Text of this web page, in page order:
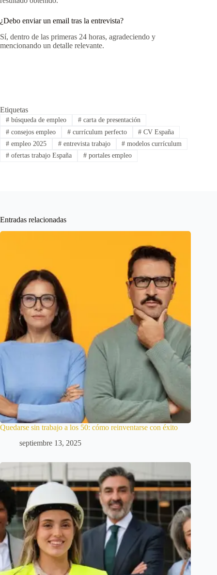
¿Debo enviar un email tras la entrevista?
Sí, dentro de las primeras 24 horas, agradeciendo y
mencionando un detalle relevante.
Etiquetas
#búsqueda de empleo #carta de presentación
#consejos empleo #currículum perfecto # CV España
#empleo 2025 #entrevista trabajo # modelos currículum
#ofertas trabajo España #portales empleo
Entradas relacionadas
Quedarse sin trabajo a los 50: cómo reinventarse con éxito
septiembre 13, 2025